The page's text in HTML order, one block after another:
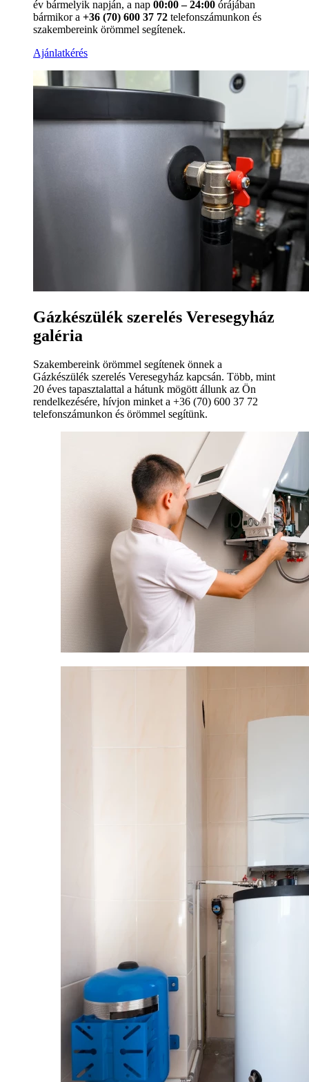
év bármelyik napján, a nap 00:00 – 24:00 órájában
bármikor a +36 (70) 600 37 72 telefonszámunkon és
szakembereink örömmel segítenek.
Ajánlatkérés
Gázkészülék szerelés Veresegyház
galéria
Szakembereink örömmel segítenek önnek a
Gázkészülék szerelés Veresegyház kapcsán. Több, mint
20 éves tapasztalattal a hátunk mögött állunk az Ön
rendelkezésére, hívjon minket a +36 (70) 600 37 72
telefonszámunkon és örömmel segítünk.